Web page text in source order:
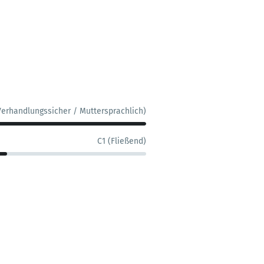
/ Muttersprachlich)
C1 (Fließend)